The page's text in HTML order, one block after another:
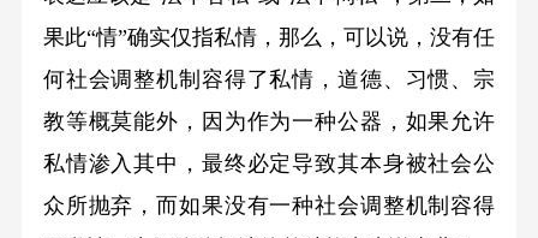
果此“情”确实仅指私情，那么，可以说，没有任
何社会调整机制容得了私情，道德、习惯、宗
教等概莫能外，因为作为一种公器，如果允许
私情渗入其中，最终必定导致其本身被社会公
众所抛弃，而如果没有一种社会调整机制容得